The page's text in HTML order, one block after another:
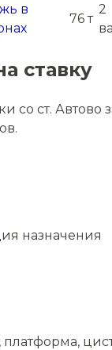
в
76 т
2
ставку
со ст. Автово
назначения